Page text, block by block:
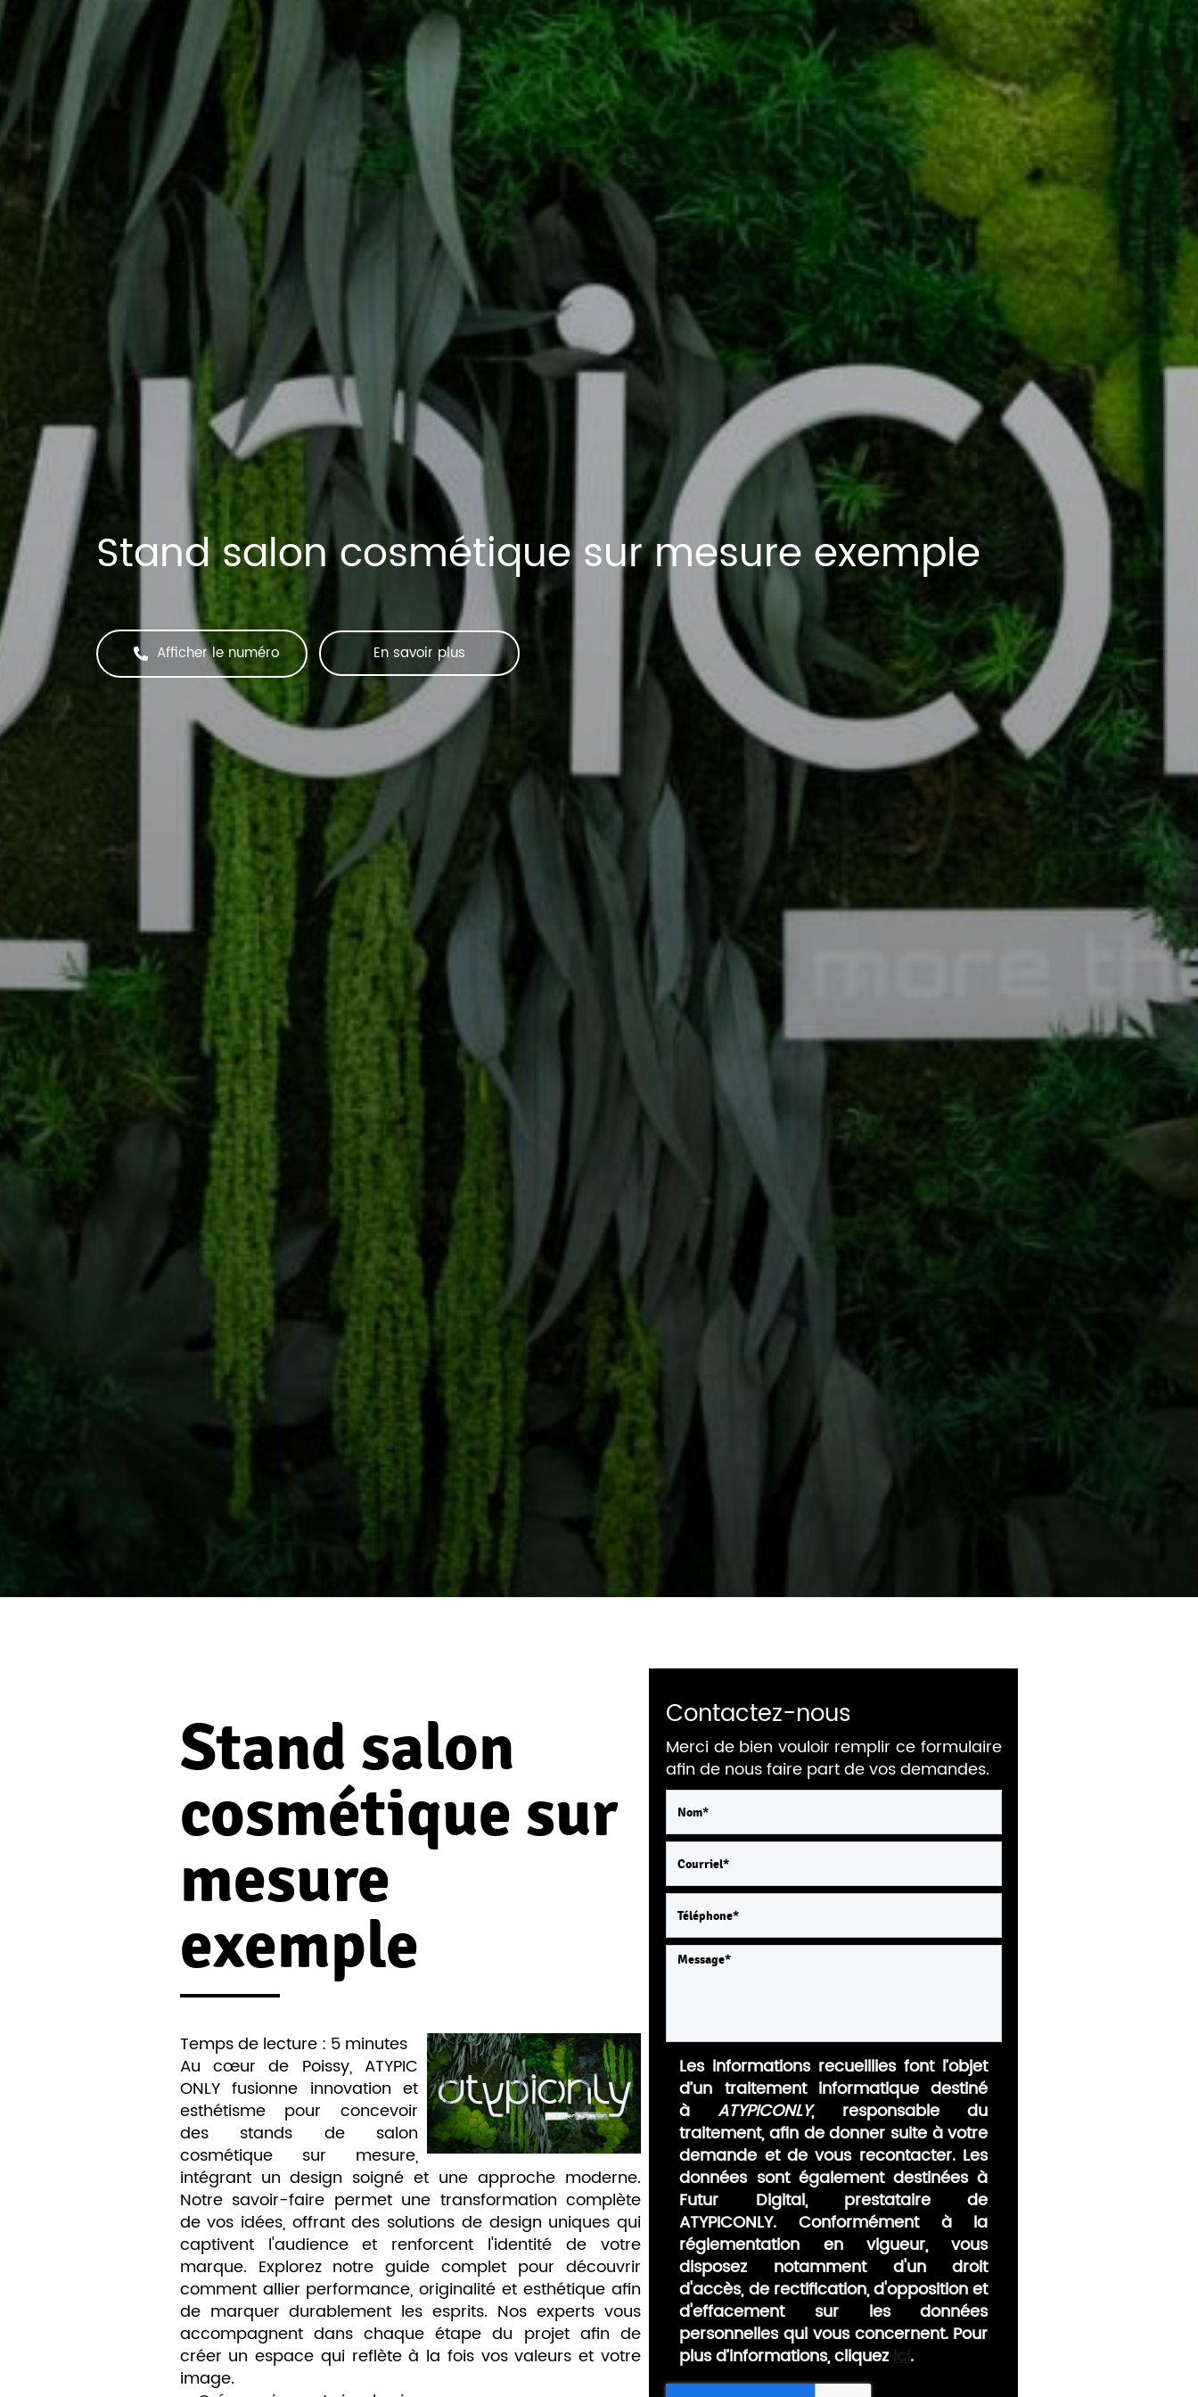
Stand salon cosmétique sur mesure exemple
Afficher le numéro En savoir plus
Stand salon
cosmétique sur
mesure
exemple
Temps de lecture : 5 minutes
Au cœur de Poissy, ATYPIC
ONLY fusionne innovation et
esthétisme pour concevoir
des stands de salon
cosmétique sur mesure,
intégrant un design soigné et une approche moderne.
Notre savoir-faire permet une transformation complète
de vos idées, offrant des solutions de design uniques qui
captivent l'audience et renforcent l'identité de votre
marque. Explorez notre guide complet pour découvrir
comment allier performance, originalité et esthétique afin
de marquer durablement les esprits. Nos experts vous
accompagnent dans chaque étape du projet afin de
créer un espace qui reflète à la fois vos valeurs et votre
image.
Contactez-nous
Merci de bien vouloir remplir ce formulaire
afin de nous faire part de vos demandes.
Les informations recueillies font l’objet
d’un traitement informatique destiné
à ATYPICONLY, responsable du
traitement, afin de donner suite à votre
demande et de vous recontacter. Les
données sont également destinées à
Futur Digital, prestataire de
ATYPICONLY. Conformément à la
réglementation en vigueur, vous
disposez notamment d'un droit
d'accès, de rectification, d'opposition et
d'effacement sur les données
personnelles qui vous concernent. Pour
plus d’informations, cliquezici.